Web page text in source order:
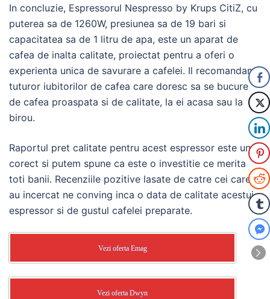
In concluzie, Espressorul Nespresso by Krups CitiZ, cu
puterea sa de 1260W, presiunea sa de 19 bari si
capacitatea sa de 1 litru de apa, este un aparat de
cafea de inalta calitate, proiectat pentru a oferi o
experienta unica de savurare a cafelei. Il recomandam
tuturor iubitorilor de cafea care doresc sa se bucure
de cafea proaspata si de calitate, la ei acasa sau la
birou.
Raportul pret calitate pentru acest espressor este unul
corect si putem spune ca este o investitie ce merita
toti banii. Recenziile pozitive lasate de catre cei care l-
au incercat ne conving inca o data de calitate acestui
espressor si de gustul cafelei preparate.
Vezi oferta Emag
Vezi oferta Dwyn